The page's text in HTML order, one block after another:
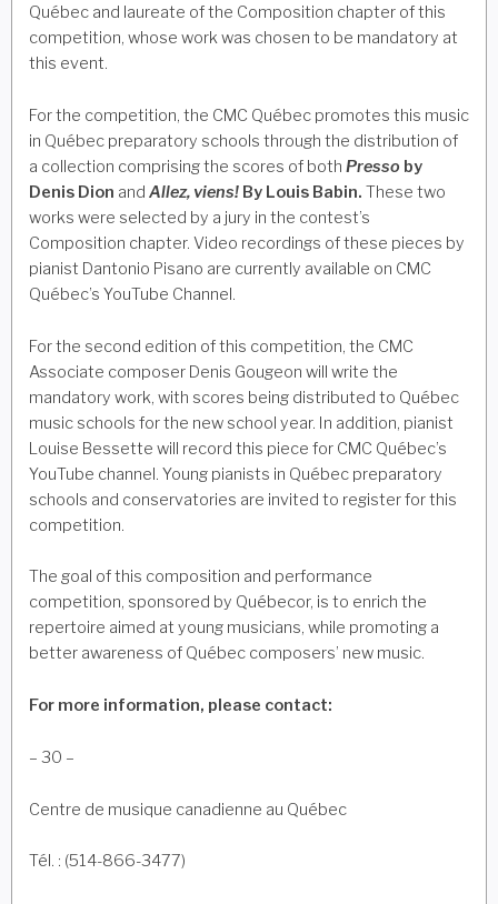
Québec and laureate of the Composition chapter of this
competition, whose work was chosen to be mandatory at
this event.
For the competition, the CMC Québec promotes this music
in Québec preparatory schools through the distribution of
a collection comprising the scores of both Presso by
Denis Dion and Allez, viens! By Louis Babin. These two
works were selected by a jury in the contest’s
Composition chapter. Video recordings of these pieces by
pianist Dantonio Pisano are currently available on CMC
Québec’s YouTube Channel.
For the second edition of this competition, the CMC
Associate composer Denis Gougeon will write the
mandatory work, with scores being distributed to Québec
music schools for the new school year. In addition, pianist
Louise Bessette will record this piece for CMC Québec’s
YouTube channel. Young pianists in Québec preparatory
schools and conservatories are invited to register for this
competition.
The goal of this composition and performance
competition, sponsored by Québecor, is to enrich the
repertoire aimed at young musicians, while promoting a
better awareness of Québec composers’ new music.
For more information, please contact:
– 30 –
Centre de musique canadienne au Québec
Tél. : (514-866-3477)